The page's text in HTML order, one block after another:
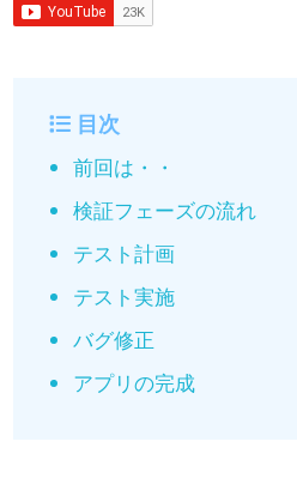
目次
前回は・・
検証フェーズの流れ
テスト計画
テスト実施
バグ修正
アプリの完成